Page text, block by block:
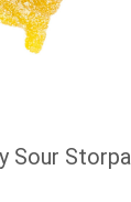
Sour